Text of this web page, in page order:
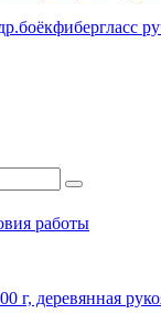
работы
г, деревянная